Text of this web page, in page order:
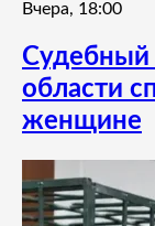
Вчера, 18:00
Судебный
области
женщине